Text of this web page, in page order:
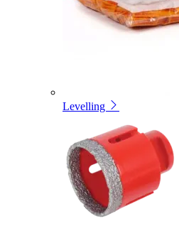
Levelling